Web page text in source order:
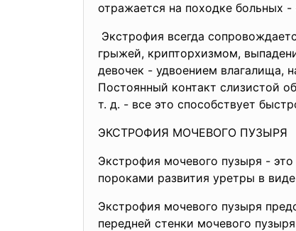
отражается на походке больных -
Экстрофия всегда
грыжей, крипторхизмом,
девочек - удвоением влагалища,
Постоянный контакт слизистой
т. д. - все это способствует
ЭКСТРОФИЯ МОЧЕВОГО ПУЗЫРЯ
Экстрофия мочевого пузыря -
пороками развития уретры в
Экстрофия мочевого пузыря
передней стенки мочевого